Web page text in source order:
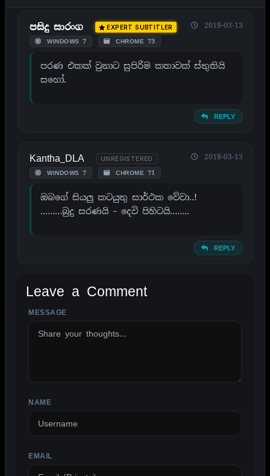
පසිදු සාරංග EXPERT SUBTITLER
WINDOWS 7 CHROME 73
2019-03-13
පරණ එකක් වුනාට සුපිරිම කතාවක් ස්තුතියි
සහෝ.
REPLY
Kantha_DLA UNREGISTERED
WINDOWS 7 CHROME 71
2019-03-13
ඔබගේ සියලු කටයුතු සාර්ථක වේවා..!
………බුදු සරණයි – දෙවි පිහිටයි……..
REPLY
Leave a Comment
MESSAGE
NAME
EMAIL
ALTERNATIVE: